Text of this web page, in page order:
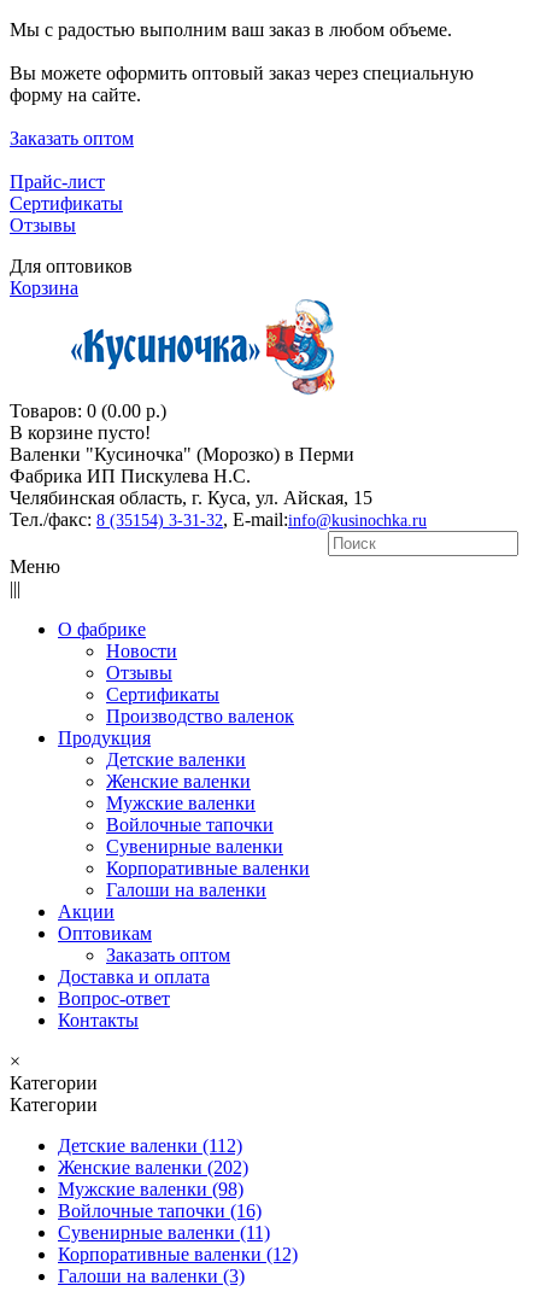
Мы с радостью выполним ваш заказ в любом объеме.
Вы можете оформить оптовый заказ через специальную
форму на сайте.
Заказать оптом
Прайс-лист
Сертификаты
Отзывы
Для оптовиков
Корзина
Товаров: 0 (0.00 р.)
В корзине пусто!
Валенки "Кусиночкa" (Морозко) в Перми
Фабрика ИП Пискулева Н.С.
Челябинская область, г. Куса, ул. Айская, 15
Тел./факс: 8 (35154) 3-31-32, E-mail:info@kusinochka.ru
Меню
|||
О фабрике
Новости
Отзывы
Сертификаты
Производство валенок
Продукция
Детские валенки
Женские валенки
Мужские валенки
Войлочные тапочки
Сувенирные валенки
Корпоративные валенки
Галоши на валенки
Акции
Оптовикам
Заказать оптом
Доставка и оплата
Вопрос-ответ
Контакты
×
Категории
Категории
Детские валенки (112)
Женские валенки (202)
Мужские валенки (98)
Войлочные тапочки (16)
Сувенирные валенки (11)
Корпоративные валенки (12)
Галоши на валенки (3)